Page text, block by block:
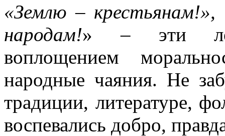
«Землю –
народам!» – эти
воплощением
народные чаяния. Не
традиции, литературе,
воспевались добро,